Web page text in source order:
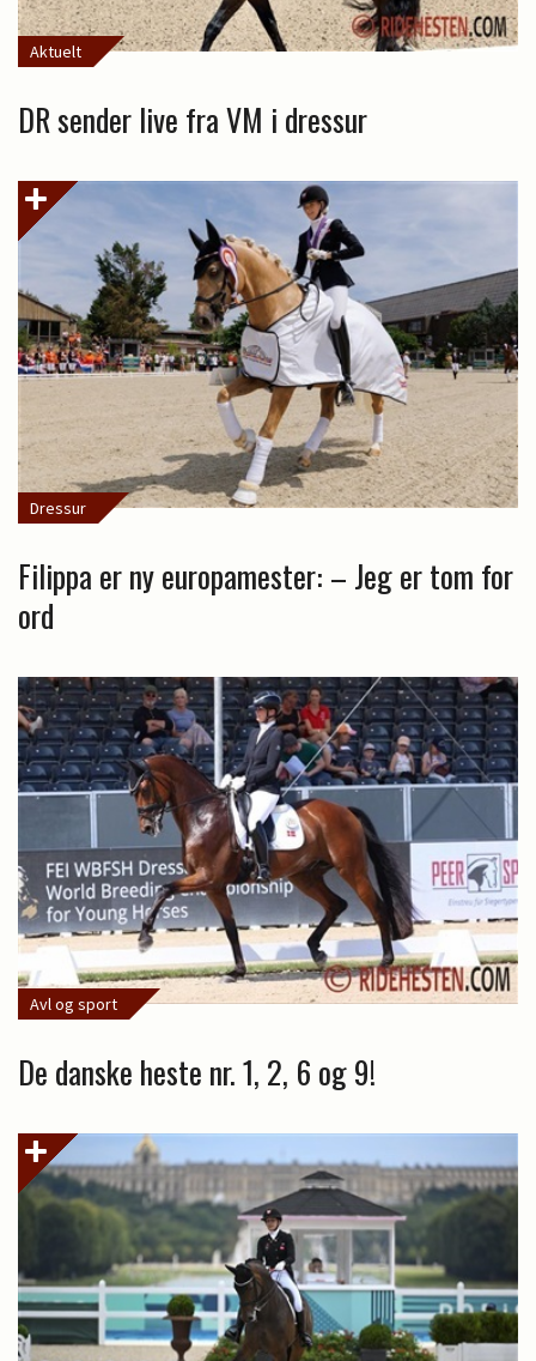
Aktuelt
DR sender live fra VM i dressur
Dressur
Filippa er ny europamester: – Jeg er tom for
ord
Avl og sport
De danske heste nr. 1, 2, 6 og 9!